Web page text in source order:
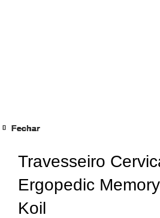
Travesseiro
Ergopedic
Koil
Fechar
Fechar
Fechar
Fechar
Fechar
Fechar
Fechar
Fechar